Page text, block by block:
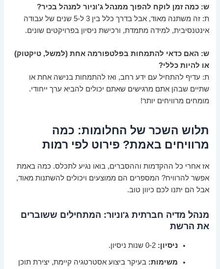
ש: כמה זמן לוקח להפוך ממנהל ג'וניור למנהל בכיר?
ת: זה משתנה מאוד, אבל בדרך כלל בין 3 ל-5 שנים של עבודה
אינטנסיבית, למידה מתמדת, ורכישת ניסיון בפרויקטים שונים.
ש: האם כדאי להתמחות בפלטפורמה אחת (למשל, טיקטוק)
או להיות כללי?
ת: עדיף להתחיל עם ידע רחב, ואז להתמחות בנישה אחת או
שתיים שבהן אתם מרגישים שאתם יכולים להביא ערך ייחודי.
מומחים מרוויחים יותר!
תלוש השכר של החלומות: כמה
מרוויחים באמת? פירוט לפי רמות
אז אחרי כל ההקדמות וההסברים, בואו נגיע לתכלס. כמה באמת
אפשר להרוויח? המספרים הם ממוצעים ויכולים להשתנות מאוד,
אבל הם יתנו לכם כיוון טוב.
מנהל מדיה חברתית ג'וניור: המתחילים ששוברים
את הרשת
ניסיון: 0-2 שנות ניסיון.
משימות: בעיקר ביצוע אסטרטגיה קיימת, יצירת תוכן